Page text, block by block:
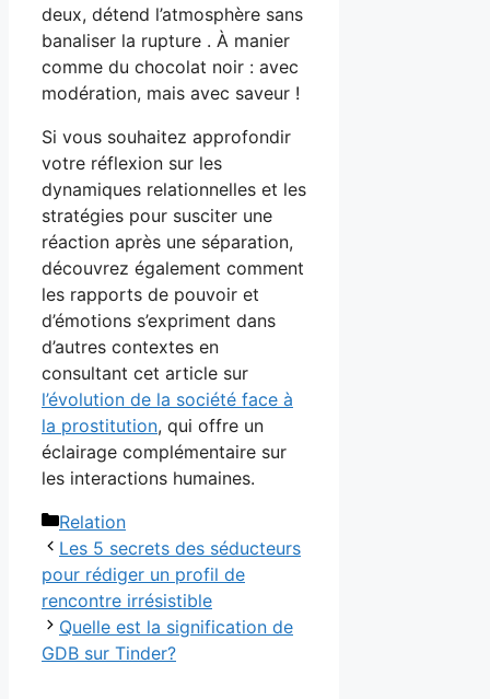
deux, détend l’atmosphère sans
banaliser la rupture . À manier
comme du chocolat noir : avec
modération, mais avec saveur !
Si vous souhaitez approfondir
votre réflexion sur les
dynamiques relationnelles et les
stratégies pour susciter une
réaction après une séparation,
découvrez également comment
les rapports de pouvoir et
d’émotions s’expriment dans
d’autres contextes en
consultant cet article sur
l’évolution de la société face à
la prostitution, qui offre un
éclairage complémentaire sur
les interactions humaines.
Catégories
Relation
Les 5 secrets des séducteurs
pour rédiger un profil de
rencontre irrésistible
Quelle est la signification de
GDB sur Tinder?